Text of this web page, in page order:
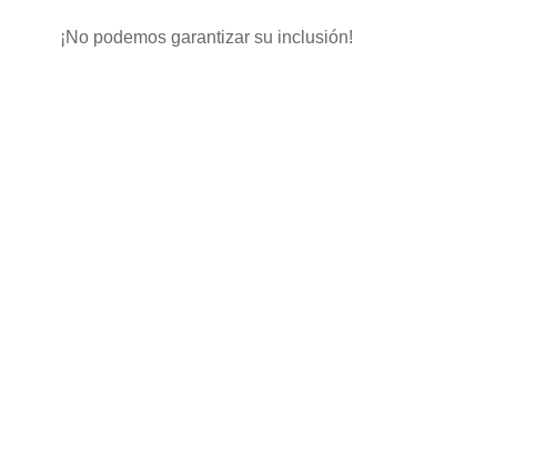
¡No podemos garantizar su inclusión!